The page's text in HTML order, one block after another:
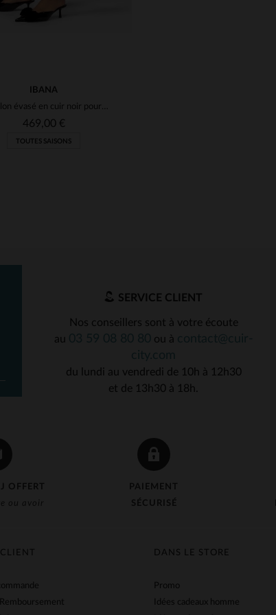
DISPONIBLES
IBANA
Pantalon évasé en cuir noir pour femme
469,00 €
TOUTES SAISONS
OFFERT
ou avoir
PAIEMENT
SÉCURISÉ
SERVICE CLIENT
Nos conseillers sont à votre écoute
au
ou à
du lundi au vendredi de 10h à 12h30
et de 13h30 à 18h.
DANS LE STORE
Promo
Idées cadeaux homme